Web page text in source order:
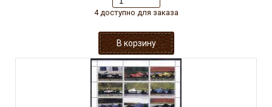
4 доступно для заказа